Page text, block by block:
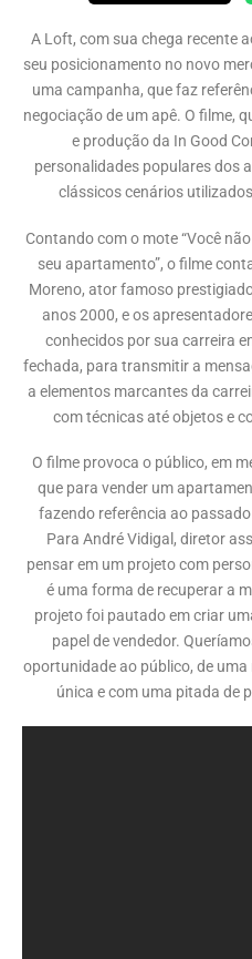
A Loft, com sua chega recente
seu posicionamento no novo
uma campanha, que faz
negociação de um apê. O filme,
e produção da In Good
personalidades populares dos
clássicos cenários
Contando com o mote “Você
seu apartamento”, o filme
Moreno, ator famoso
anos 2000, e os
conhecidos por sua carreira
fechada, para transmitir a
a elementos marcantes da
com técnicas até objetos e
O filme provoca o público, em
que para vender um
fazendo referência ao
Para André Vidigal, diretor
pensar em um projeto com
é uma forma de recuperar a
projeto foi pautado em criar
papel de vendedor.
oportunidade ao público, de
única e com uma pitada de